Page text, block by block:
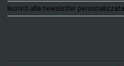
Iscriviti alla newsletter personalizzata